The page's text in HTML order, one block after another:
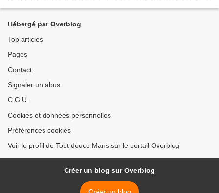
Hébergé par Overblog
Top articles
Pages
Contact
Signaler un abus
C.G.U.
Cookies et données personnelles
Préférences cookies
Voir le profil de Tout douce Mans sur le portail Overblog
Créer un blog sur Overblog